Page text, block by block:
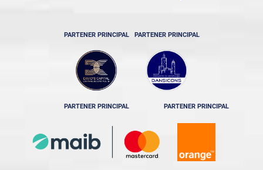
PARTENER PRINCIPAL PARTENER PRINCIPAL
PARTENER PRINCIPAL PARTENER PRINCIPAL